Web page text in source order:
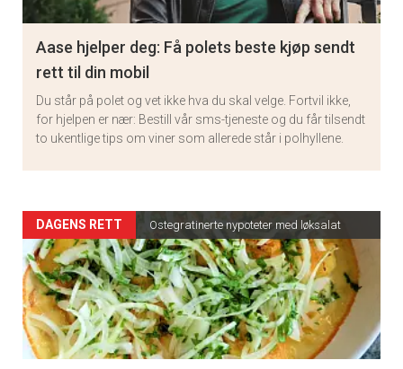
Aase hjelper deg: Få polets beste kjøp sendt
rett til din mobil
Du står på polet og vet ikke hva du skal velge. Fortvil ikke,
for hjelpen er nær: Bestill vår sms-tjeneste og du får tilsendt
to ukentlige tips om viner som allerede står i polhyllene.
Artikler
detail
-
section
DAGENS RETT Ostegratinerte nypoteter med løksalat